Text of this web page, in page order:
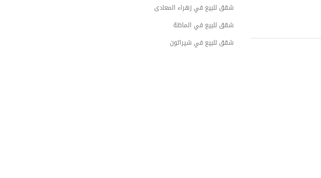
شقق للبيع في زهراء المعادى
شقق للبيع في الماظة
شقق للبيع في شيراتون